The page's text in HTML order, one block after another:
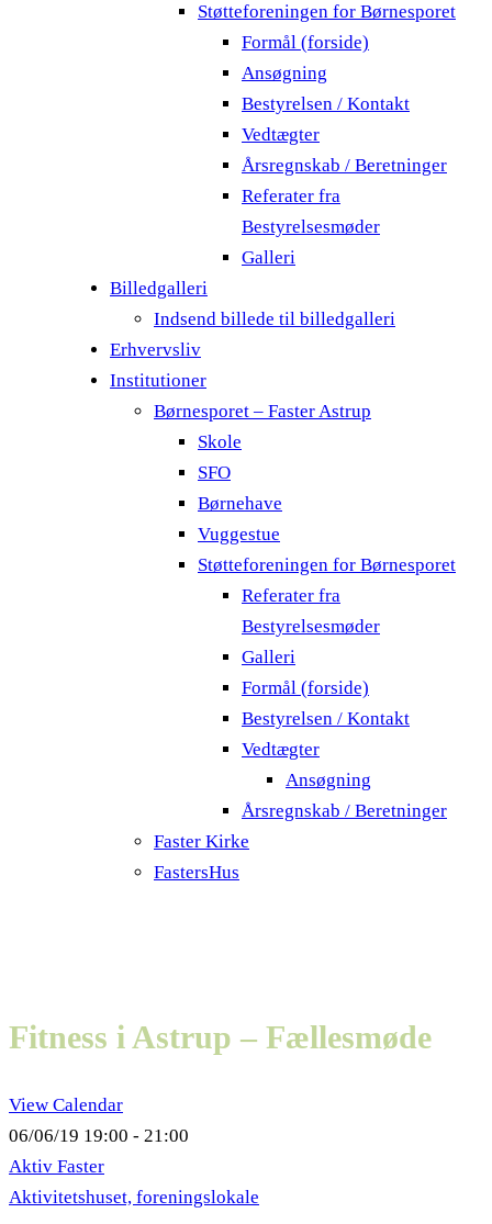
Støtteforeningen for Børnesporet
Formål (forside)
Ansøgning
Bestyrelsen / Kontakt
Vedtægter
Årsregnskab / Beretninger
Referater fra
Bestyrelsesmøder
Galleri
Billedgalleri
Indsend billede til billedgalleri
Erhvervsliv
Institutioner
Børnesporet – Faster Astrup
Skole
SFO
Børnehave
Vuggestue
Støtteforeningen for Børnesporet
Referater fra
Bestyrelsesmøder
Galleri
Formål (forside)
Bestyrelsen / Kontakt
Vedtægter
Ansøgning
Årsregnskab / Beretninger
Faster Kirke
FastersHus
Fitness i Astrup – Fællesmøde
View Calendar
06/06/19 19:00 - 21:00
Aktiv Faster
Aktivitetshuset, foreningslokale